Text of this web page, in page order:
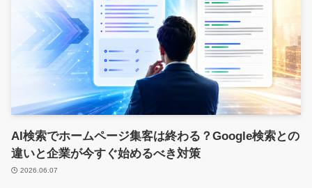
AI検索でホームページ集客は終わる？Google検索との
違いと企業が今すぐ始めるべき対策
2026.06.07